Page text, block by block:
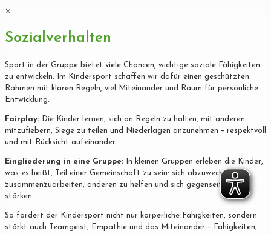
✕
Sozialverhalten
Sport in der Gruppe bietet viele Chancen, wichtige soziale Fähigkeiten
zu entwickeln. Im Kindersport schaffen wir dafür einen geschützten
Rahmen mit klaren Regeln, viel Miteinander und Raum für persönliche
Entwicklung.
Fairplay: Die Kinder lernen, sich an Regeln zu halten, mit anderen
mitzufiebern, Siege zu teilen und Niederlagen anzunehmen – respektvoll
und mit Rücksicht aufeinander.
Eingliederung in eine Gruppe: In kleinen Gruppen erleben die Kinder,
was es heißt, Teil einer Gemeinschaft zu sein: sich abzuwechseln,
zusammenzuarbeiten, anderen zu helfen und sich gegenseitig zu
stärken.
So fördert der Kindersport nicht nur körperliche Fähigkeiten, sondern
stärkt auch Teamgeist, Empathie und das Miteinander – Fähigkeiten,